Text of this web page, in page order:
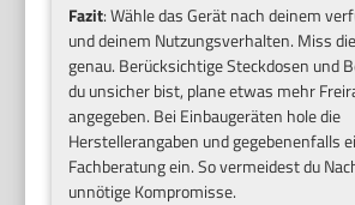
Fazit: Wähle das Gerät nach deinem
und deinem Nutzungsverhalten. Miss
genau. Berücksichtige Steckdosen und
du unsicher bist, plane etwas mehr
angegeben. Bei Einbaugeräten hole die
Herstellerangaben und gegebenenfalls
Fachberatung ein. So vermeidest du
unnötige Kompromisse.